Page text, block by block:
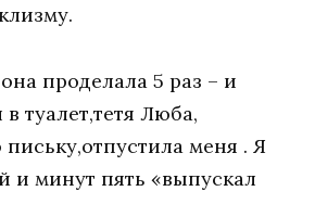
проделала 5 раз – и
в туалет,тетя Люба,
меня . Я
и минут пять «выпускал